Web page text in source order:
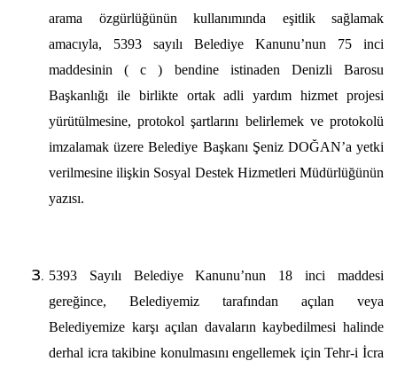
arama özgürlüğünün kullanımında eşitlik sağlamak
amacıyla, 5393 sayılı Belediye Kanunu’nun 75 inci
maddesinin ( c ) bendine istinaden Denizli Barosu
Başkanlığı ile birlikte ortak adli yardım hizmet projesi
yürütülmesine, protokol şartlarını belirlemek ve protokolü
imzalamak üzere Belediye Başkanı Şeniz DOĞAN’a yetki
verilmesine ilişkin Sosyal Destek Hizmetleri Müdürlüğünün
yazısı.
5393 Sayılı Belediye Kanunu’nun 18 inci maddesi
gereğince, Belediyemiz tarafından açılan veya
Belediyemize karşı açılan davaların kaybedilmesi halinde
derhal icra takibine konulmasını engellemek için Tehr-i İcra